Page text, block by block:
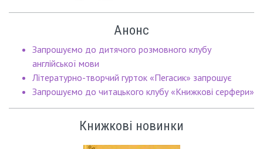
Анонс
Запрошуємо до дитячого розмовного клубу
англійської мови
Літературно-творчий гурток «Пегасик» запрошує
Запрошуємо до читацького клубу «Книжкові серфери»
Книжкові новинки